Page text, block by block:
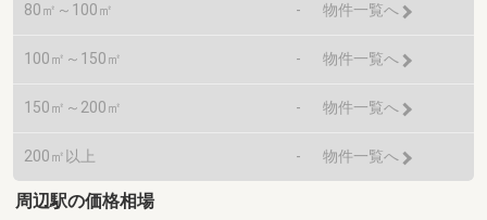
80㎡～100㎡ - 物件一覧へ
100㎡～150㎡ - 物件一覧へ
150㎡～200㎡ - 物件一覧へ
200㎡以上 - 物件一覧へ
周辺駅の価格相場